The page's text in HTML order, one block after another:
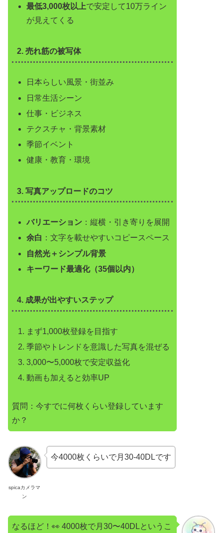
最低3,000枚以上で安定して10万ライン
が見えてくる
2. 売れ筋の被写体
日本らしい風景・街並み
日常生活シーン
仕事・ビジネス
テクスチャ・背景素材
季節イベント
健康・教育・環境
3. 写真アップロードのコツ
バリエーション ：縦横・引き寄りを展開
余白 ：文字を載せやすいコピースペース
自然光＋シンプル背景
キーワード最適化（35個以内）
4. 成果が出やすいステップ
まず1,000枚登録を目指す
季節やトレンドを意識した写真を混ぜる
3,000〜5,000枚で安定収益化
動画も加えると効率UP
質問：今すでに何枚くらい登録しています
か？
spicaカメラマ
ン
今4000枚くらいで月30-40DLです
なるほど！👀 4000枚で月30〜40DLというこ